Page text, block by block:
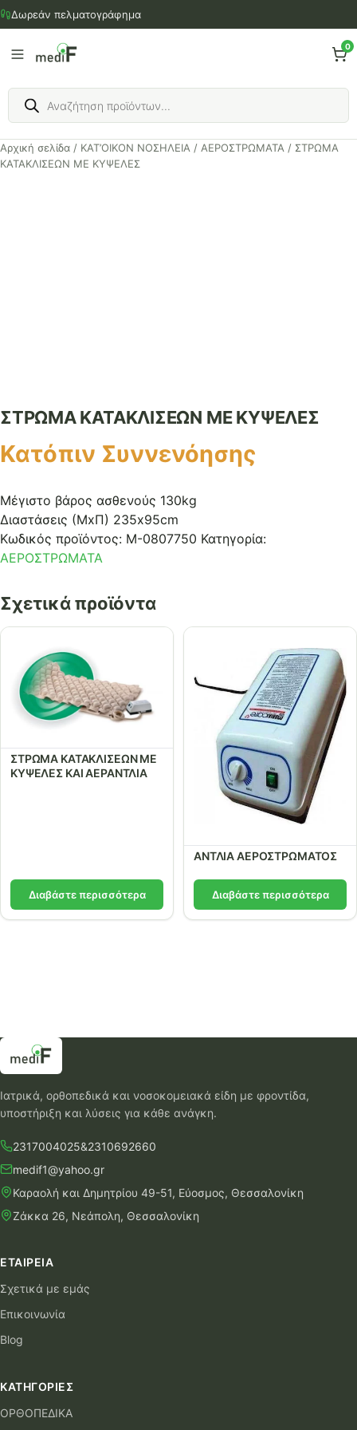
Μετάβαση
στο
περιεχόμενο
Δωρεάν πελματογράφημα
0
Products
search
Αρχική σελίδα / ΚΑΤ’ΟΙΚΟΝ ΝΟΣΗΛΕΙΑ / ΑΕΡΟΣΤΡΩΜΑΤΑ / ΣΤΡΩΜΑ
ΚΑΤΑΚΛΙΣΕΩΝ ΜΕ ΚΥΨΕΛΕΣ
ΣΤΡΩΜΑ ΚΑΤΑΚΛΙΣΕΩΝ ΜΕ ΚΥΨΕΛΕΣ
Κατόπιν Συννενόησης
Μέγιστο βάρος ασθενούς 130kg
Διαστάσεις (ΜxΠ) 235x95cm
Κωδικός προϊόντος: M-0807750 Κατηγορία:
ΑΕΡΟΣΤΡΩΜΑΤΑ
Σχετικά προϊόντα
ΣΤΡΩΜΑ ΚΑΤΑΚΛΙΣΕΩΝ ΜΕ
ΚΥΨΕΛΕΣ ΚΑΙ ΑΕΡΑΝΤΛΙΑ
Διαβάστε περισσότερα
ΑΝΤΛΙΑ ΑΕΡΟΣΤΡΩΜΑΤΟΣ
Διαβάστε περισσότερα
Ιατρικά, ορθοπεδικά και νοσοκομειακά είδη με φροντίδα,
υποστήριξη και λύσεις για κάθε ανάγκη.
2317004025&2310692660
medif1@yahoo.gr
Καραολή και Δημητρίου 49-51, Εύοσμος, Θεσσαλονίκη
Ζάκκα 26, Νεάπολη, Θεσσαλονίκη
ΕΤΑΙΡΕΊΑ
Σχετικά με εμάς
Επικοινωνία
Blog
ΚΑΤΗΓΟΡΊΕΣ
ΟΡΘΟΠΕΔΙΚΑ